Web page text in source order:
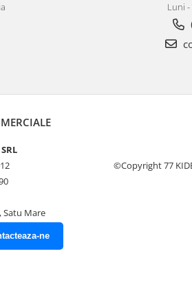
Luni -
Satu Mare
ne
©Copyright 77